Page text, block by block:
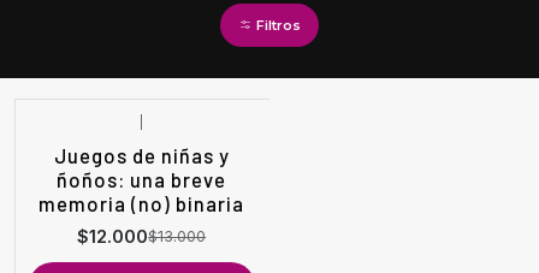
Filtros
Juegos de niñas y
ñoños: una breve
memoria (no) binaria
$12.000$13.000